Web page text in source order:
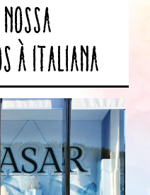
à italiana